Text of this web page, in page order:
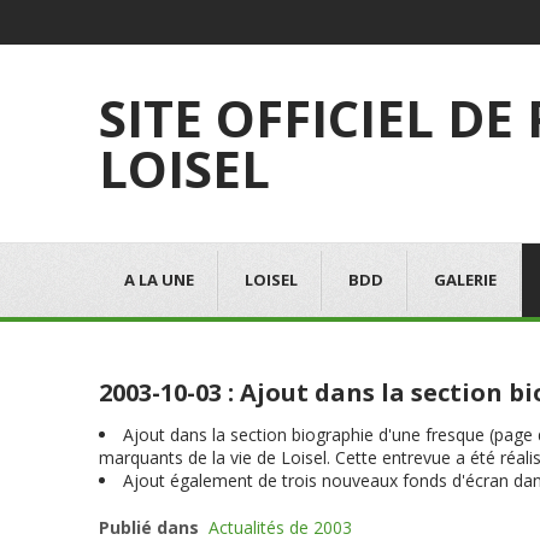
SITE OFFICIEL DE
LOISEL
A LA UNE LOISEL BDD GALERIE
2003-10-03 : Ajout dans la section
Ajout dans la section biographie d'une fresque
marquants de la vie de Loisel. Cette entrevue a été
Ajout également de trois nouveaux fonds d'écran
Publié dans Actualités de 2003